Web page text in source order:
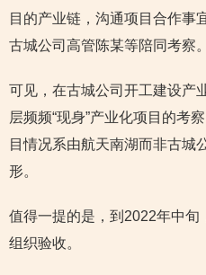
目的产业链，沟通项目合作事
古城公司高管陈某等陪同考察。
可见，在古城公司开工建设产
层频频“现身”产业化项目的考
目情况系由航天南湖而非古城
形。
值得一提的是，到2022年中旬
组织验收。